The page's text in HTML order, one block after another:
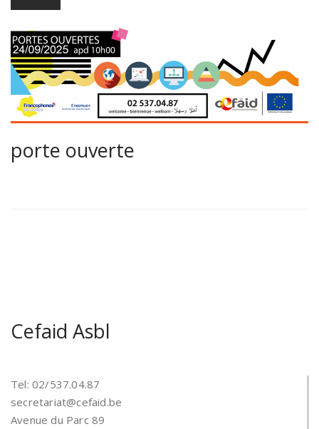
porte ouverte
Cefaid Asbl
Tel: 02/537.04.87
secretariat@cefaid.be
Avenue du Parc 89